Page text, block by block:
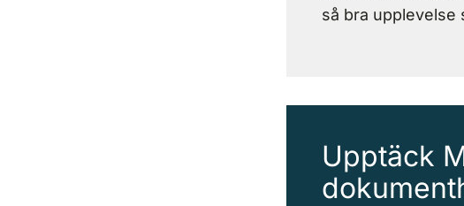
så bra upplevelse
Upptäck